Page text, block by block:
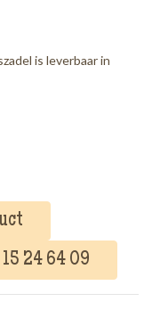
is leverbaar in
24 64 09